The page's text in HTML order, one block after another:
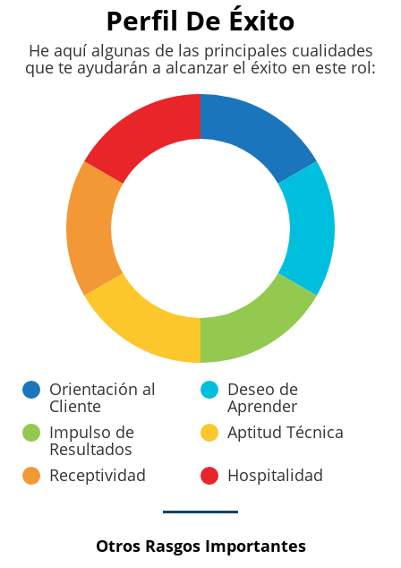
Perfil De Éxito
He aquí algunas de las principales cualidades
que te ayudarán a alcanzar el éxito en este rol:
Orientación al
Cliente
Deseo de
Aprender
Impulso de
Resultados
Aptitud Técnica
Receptividad
Hospitalidad
Otros Rasgos Importantes